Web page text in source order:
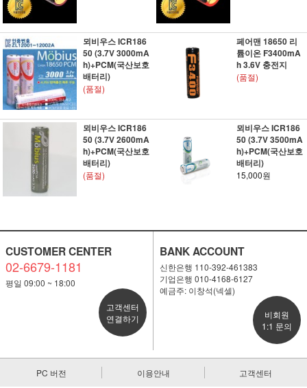
뫼비우스 ICR186
50 (3.7V 3000mA
h)+PCM(국산보호
배터리)
(품절)
페어맨 18650 리
튬이온 F3400mA
h 3.6V 충전지
(품절)
뫼비우스 ICR186
50 (3.7V 2600mA
h)+PCM(국산보호
배터리)
(품절)
뫼비우스 ICR186
50 (3.7V 3500mA
h)+PCM(국산보호
배터리)
15,000원
CUSTOMER CENTER
02-6679-1181
평일 09:00 ~ 18:00
고객센터
연결하기
BANK ACCOUNT
신한은행 110-392-461383
기업은행 010-4168-6127
예금주: 이창석(넥셀)
비회원
1:1 문의
PC 버전 이용안내 고객센터